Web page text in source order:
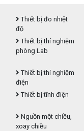
Thiết bị đo nhiệt
độ
Thiết bị thí nghiệm
phòng Lab
Thiết bị thí nghiệm
điện
Thiết bị tĩnh điện
Nguồn một chiều,
xoay chiều